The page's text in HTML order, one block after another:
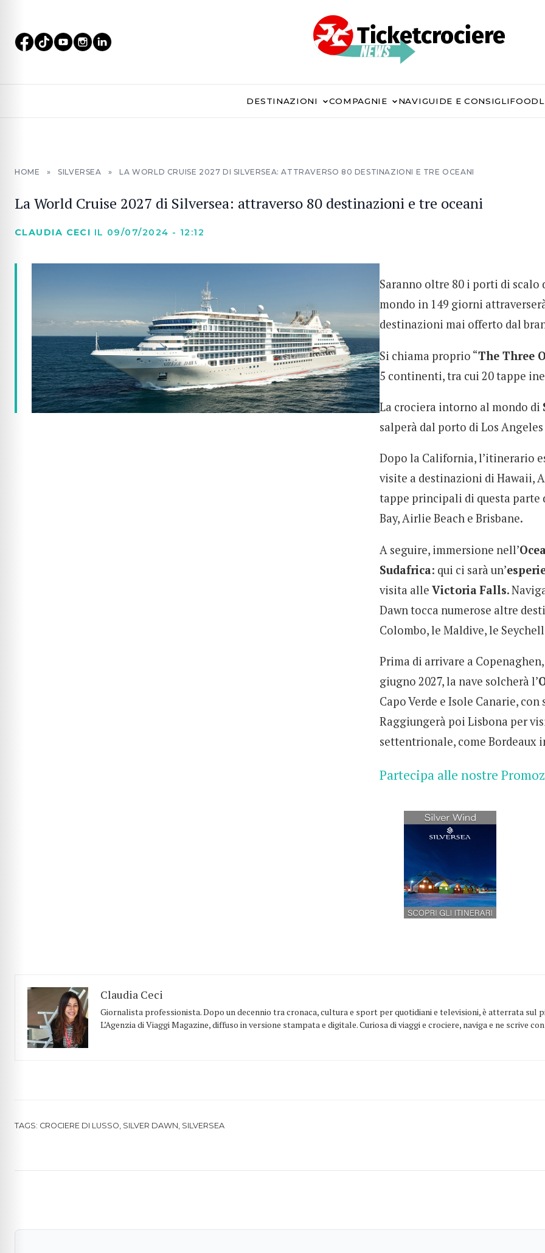
DESTINAZIONI COMPAGNIE NAVIGUIDE E CONSIGLIFOOD
HOME » SILVERSEA » LA WORLD CRUISE 2027 DI SILVERSEA: ATTRAVERSO 80 DESTINAZIONI E TRE OCEANI
La World Cruise 2027 di Silversea: attraverso 80 destinazioni e tre oceani
CLAUDIA CECI IL 09/07/2024 - 12:12
Saranno oltre 80 i porti di scalo
mondo in 149 giorni
destinazioni mai offerto dal
Si chiama proprio “The Three
5 continenti, tra cui 20 tappe
La crociera intorno al mondo di
salperà dal porto di Los
Dopo la California, l’itinerario
visite a destinazioni di Hawaii,
tappe principali di questa parte
Bay, Airlie Beach e Brisbane.
A seguire, immersione nell’
Sudafrica: qui ci sarà un’
visita alle VictoriaFalls.
Dawn tocca numerose altre
Colombo, le Maldive, le
Prima di arrivare a
giugno 2027, la nave solcherà l’
Capo Verde e Isole Canarie,
Raggiungerà poi Lisbona per
settentrionale, come Bordeaux
Partecipa alle nostre
Claudia Ceci
Giornalista professionista. Dopo un decennio tra cronaca, cultura e sport per quotidiani e televisioni, è atterrata sul
L’Agenzia di Viaggi Magazine, diffuso in versione stampata e digitale. Curiosa di viaggi e crociere, naviga e ne scrive
TAGS: CROCIERE DI LUSSO, SILVER DAWN, SILVERSEA